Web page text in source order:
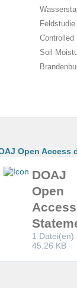
Controlled
Soil
Open Access
DOAJ
Open
Access
1 Datei(en)
45.26 KB